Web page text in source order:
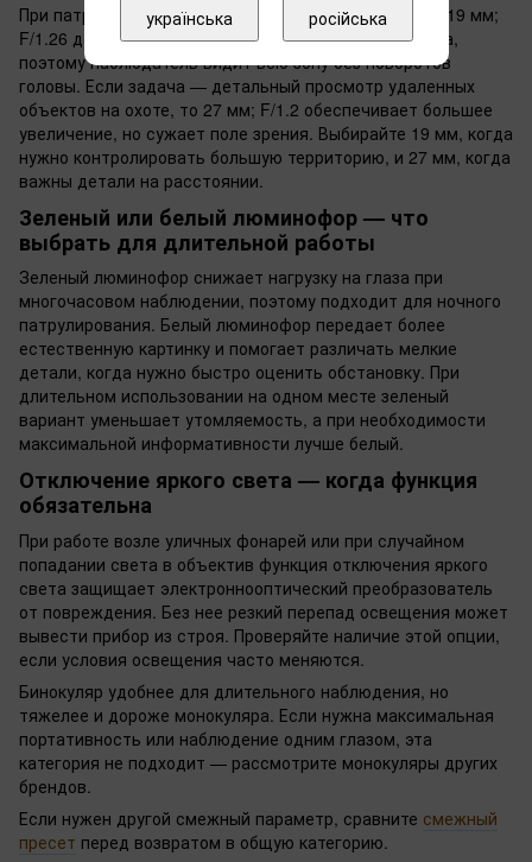
При патрулировании периметра склада бинокуляр с 19 мм;
F/1.26 дает широкий угол и пропускает больше света,
поэтому наблюдатель видит всю зону без поворотов
головы. Если задача — детальный просмотр удаленных
объектов на охоте, то 27 мм; F/1.2 обеспечивает большее
увеличение, но сужает поле зрения. Выбирайте 19 мм, когда
нужно контролировать большую территорию, и 27 мм, когда
важны детали на расстоянии.
Зеленый или белый люминофор — что
выбрать для длительной работы
Зеленый люминофор снижает нагрузку на глаза при
многочасовом наблюдении, поэтому подходит для ночного
патрулирования. Белый люминофор передает более
естественную картинку и помогает различать мелкие
детали, когда нужно быстро оценить обстановку. При
длительном использовании на одном месте зеленый
вариант уменьшает утомляемость, а при необходимости
максимальной информативности лучше белый.
Отключение яркого света — когда функция
обязательна
При работе возле уличных фонарей или при случайном
попадании света в объектив функция отключения яркого
света защищает электроннооптический преобразователь
от повреждения. Без нее резкий перепад освещения может
вывести прибор из строя. Проверяйте наличие этой опции,
если условия освещения часто меняются.
Бинокуляр удобнее для длительного наблюдения, но
тяжелее и дороже монокуляра. Если нужна максимальная
портативность или наблюдение одним глазом, эта
категория не подходит — рассмотрите монокуляры других
брендов.
Если нужен другой смежный параметр, сравните смежный
пресет перед возвратом в общую категорию.
українська російська